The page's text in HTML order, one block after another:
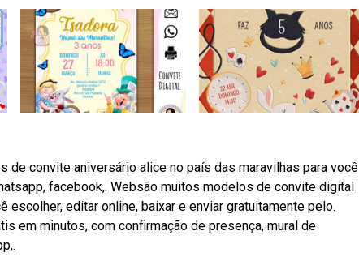
convite aniversário alice no país das maravilhas para você
facebook,. Websão muitos modelos de convite digital
editar online, baixar e enviar gratuitamente pelo.
em minutos, com confirmação de presença, mural de